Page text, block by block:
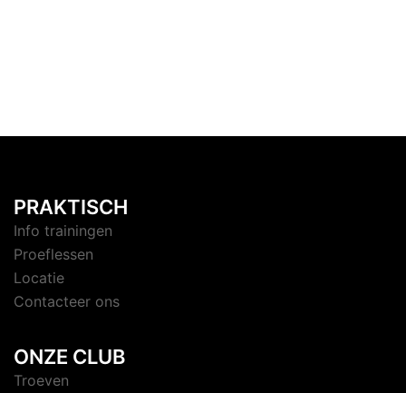
PRAKTISCH
Info trainingen
Proeflessen
Locatie
Contacteer ons
ONZE CLUB
Troeven